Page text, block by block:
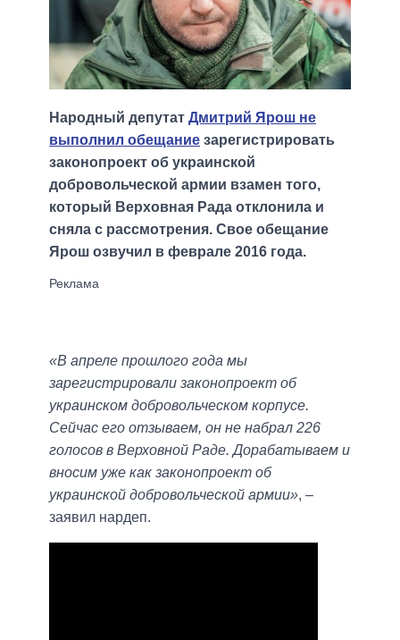
Народный депутат Дмитрий Ярош не
выполнил обещание зарегистрировать
законопроект об украинской
добровольческой армии взамен того,
который Верховная Рада отклонила и
сняла с рассмотрения. Свое обещание
Ярош озвучил в феврале 2016 года.
«В апреле прошлого года мы
зарегистрировали законопроект об
украинском добровольческом корпусе.
Сейчас его отзываем, он не набрал 226
голосов в Верховной Раде. Дорабатываем и
вносим уже как законопроект об
украинской добровольческой армии», –
заявил нардеп.